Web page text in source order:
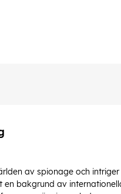
av spionage och
en bakgrund av